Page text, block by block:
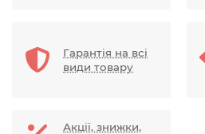
Гарантія на всі
види товару
Акції, знижки,